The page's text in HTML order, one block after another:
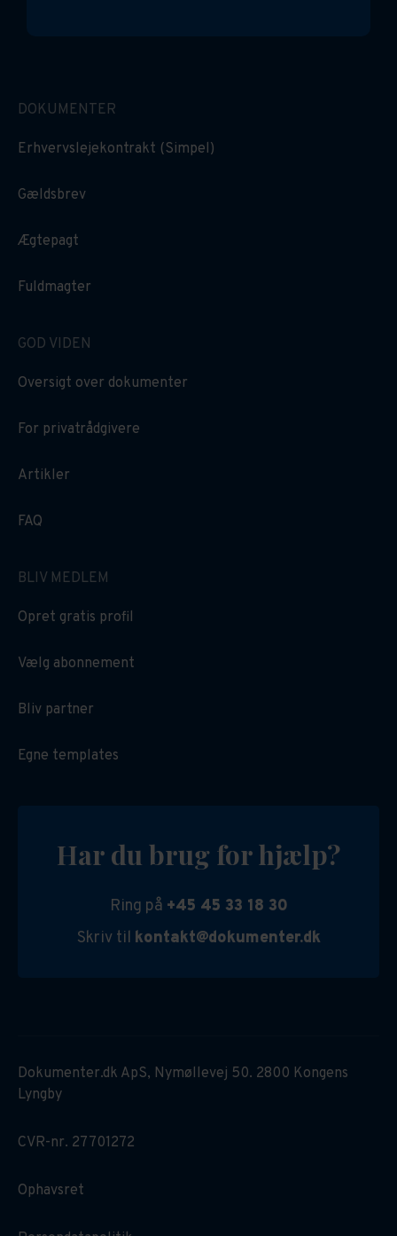
DOKUMENTER
Erhvervslejekontrakt (Simpel)
Gældsbrev
Ægtepagt
Fuldmagter
GOD VIDEN
Oversigt over dokumenter
For privatrådgivere
Artikler
FAQ
BLIV MEDLEM
Opret gratis profil
Vælg abonnement
Bliv partner
Egne templates
Har du brug for hjælp?
Ring på +45 45 33 18 30
Skriv til kontakt@dokumenter.dk
Dokumenter.dk ApS, Nymøllevej 50. 2800 Kongens
Lyngby
CVR-nr. 27701272
Ophavsret